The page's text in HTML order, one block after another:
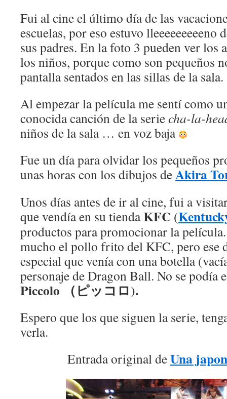
Fui al cine el último día de las
escuelas, por eso estuvo lleeeeeeeeeno
sus padres. En la foto 3 pueden ver los
los niños, porque como son pequeños
pantalla sentados en las sillas de la sala.
Al empezar la película me sentí como
conocida canción de la seriecha-la-
niños de la sala … en voz baja
Fue un día para olvidar los pequeños
unas horas con los dibujos deAkira
Unos días antes de ir al cine, fui a
que vendía en su tiendaKFC (
productos para promocionar la
mucho el pollo frito del KFC, pero ese
especial que venía con una botella
personaje de Dragon Ball. No se podía
Piccolo （ピッコロ).
Espero que los que siguen la serie,
verla.
Entrada original deUna